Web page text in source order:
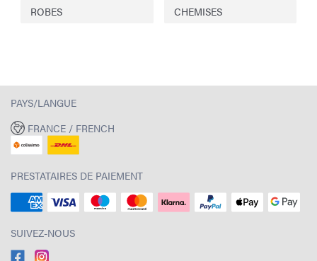
ROBES CHEMISES
PAYS/LANGUE
FRANCE / FRENCH
PRESTATAIRES DE PAIEMENT
SUIVEZ-NOUS